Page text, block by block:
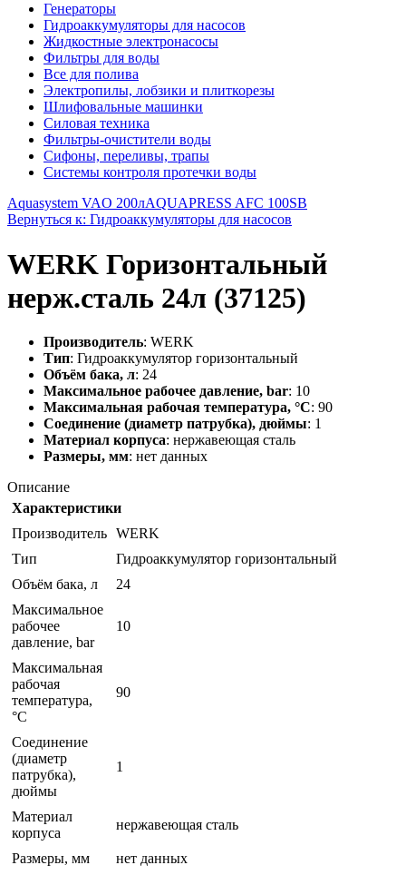
Генераторы
Гидроаккумуляторы для насосов
Жидкостные электронасосы
Фильтры для воды
Все для полива
Электропилы, лобзики и плиткорезы
Шлифовальные машинки
Силовая техника
Фильтры-очистители воды
Сифоны, переливы, трапы
Системы контроля протечки воды
Aquasystem VAO 200лAQUAPRESS AFC 100SB
Вернуться к: Гидроаккумуляторы для насосов
WERK Горизонтальный
нерж.сталь 24л (37125)
Производитель: WERK
Тип: Гидроаккумулятор горизонтальный
Объём бака, л: 24
Максимальное рабочее давление, bar: 10
Максимальная рабочая температура, °C: 90
Соединение (диаметр патрубка), дюймы: 1
Материал корпуса: нержавеющая сталь
Размеры, мм: нет данных
Описание
Характеристики
Производитель WERK
Тип
Гидроаккумулятор горизонтальный
Объём бака, л
24
Максимальное
рабочее
давление, bar
10
Максимальная
рабочая
температура,
°C
90
Соединение
(диаметр
патрубка),
дюймы
1
Материал
корпуса
нержавеющая сталь
Размеры, мм нет данных